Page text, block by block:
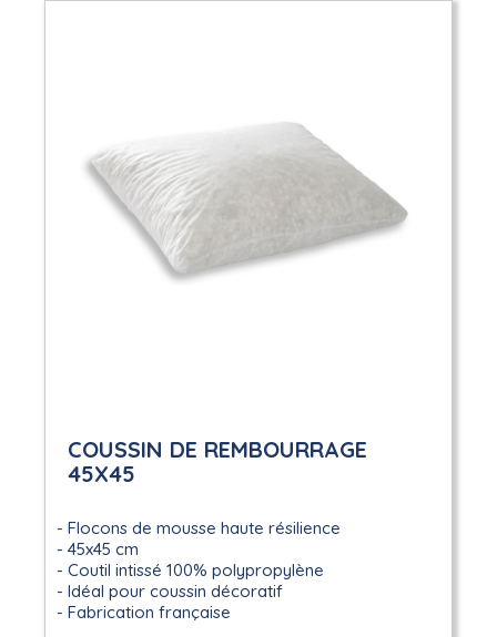
COUSSIN DE REMBOURRAGE
45X45
Flocons de mousse haute résilience
45x45 cm
Coutil intissé 100% polypropylène
Idéal pour coussin décoratif
Fabrication française